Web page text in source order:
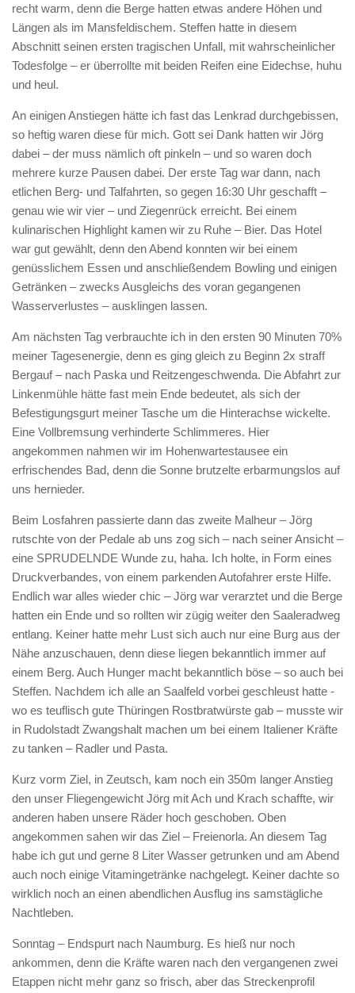
recht warm, denn die Berge hatten etwas andere Höhen und
Längen als im Mansfeldischem. Steffen hatte in diesem
Abschnitt seinen ersten tragischen Unfall, mit wahrscheinlicher
Todesfolge – er überrollte mit beiden Reifen eine Eidechse, huhu
und heul.
An einigen Anstiegen hätte ich fast das Lenkrad durchgebissen,
so heftig waren diese für mich. Gott sei Dank hatten wir Jörg
dabei – der muss nämlich oft pinkeln – und so waren doch
mehrere kurze Pausen dabei. Der erste Tag war dann, nach
etlichen Berg- und Talfahrten, so gegen 16:30 Uhr geschafft –
genau wie wir vier – und Ziegenrück erreicht. Bei einem
kulinarischen Highlight kamen wir zu Ruhe – Bier. Das Hotel
war gut gewählt, denn den Abend konnten wir bei einem
genüsslichem Essen und anschließendem Bowling und einigen
Getränken – zwecks Ausgleichs des voran gegangenen
Wasserverlustes – ausklingen lassen.
Am nächsten Tag verbrauchte ich in den ersten 90 Minuten 70%
meiner Tagesenergie, denn es ging gleich zu Beginn 2x straff
Bergauf – nach Paska und Reitzengeschwenda. Die Abfahrt zur
Linkenmühle hätte fast mein Ende bedeutet, als sich der
Befestigungsgurt meiner Tasche um die Hinterachse wickelte.
Eine Vollbremsung verhinderte Schlimmeres. Hier
angekommen nahmen wir im Hohenwartestausee ein
erfrischendes Bad, denn die Sonne brutzelte erbarmungslos auf
uns hernieder.
Beim Losfahren passierte dann das zweite Malheur – Jörg
rutschte von der Pedale ab uns zog sich – nach seiner Ansicht –
eine SPRUDELNDE Wunde zu, haha. Ich holte, in Form eines
Druckverbandes, von einem parkenden Autofahrer erste Hilfe.
Endlich war alles wieder chic – Jörg war verarztet und die Berge
hatten ein Ende und so rollten wir zügig weiter den Saaleradweg
entlang. Keiner hatte mehr Lust sich auch nur eine Burg aus der
Nähe anzuschauen, denn diese liegen bekanntlich immer auf
einem Berg. Auch Hunger macht bekanntlich böse – so auch bei
Steffen. Nachdem ich alle an Saalfeld vorbei geschleust hatte -
wo es teuflisch gute Thüringen Rostbratwürste gab – musste wir
in Rudolstadt Zwangshalt machen um bei einem Italiener Kräfte
zu tanken – Radler und Pasta.
Kurz vorm Ziel, in Zeutsch, kam noch ein 350m langer Anstieg
den unser Fliegengewicht Jörg mit Ach und Krach schaffte, wir
anderen haben unsere Räder hoch geschoben. Oben
angekommen sahen wir das Ziel – Freienorla. An diesem Tag
habe ich gut und gerne 8 Liter Wasser getrunken und am Abend
auch noch einige Vitamingetränke nachgelegt. Keiner dachte so
wirklich noch an einen abendlichen Ausflug ins samstägliche
Nachtleben.
Sonntag – Endspurt nach Naumburg. Es hieß nur noch
ankommen, denn die Kräfte waren nach den vergangenen zwei
Etappen nicht mehr ganz so frisch, aber das Streckenprofil